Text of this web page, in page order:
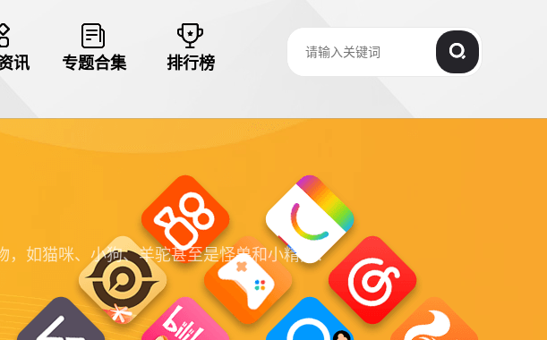
讯 专题合集 排行榜
如猫咪、小狗、羊驼甚至是怪兽和小精灵！